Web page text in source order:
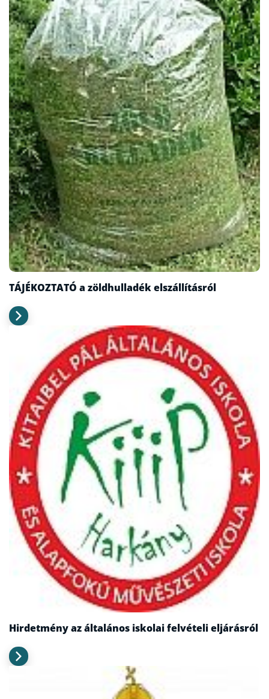
TÁJÉKOZTATÓ a zöldhulladék elszállításról
Hirdetmény az általános iskolai felvételi eljárásról